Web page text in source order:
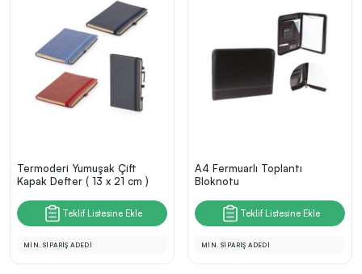
Termoderi Yumuşak Çift
Kapak Defter ( 13 x 21 cm )
Teklif Listesine Ekle
MİN. SİPARİŞ ADEDİ
A4 Fermuarlı Toplantı
Bloknotu
Teklif Listesine Ekle
MİN. SİPARİŞ ADEDİ